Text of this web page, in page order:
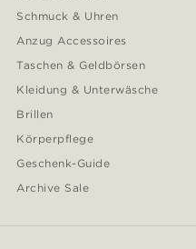
Schmuck & Uhren
Anzug Accessoires
Taschen & Geldbörsen
Kleidung & Unterwäsche
Brillen
Körperpflege
Geschenk-Guide
Archive Sale